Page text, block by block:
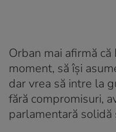
Orban mai afirmă
moment, să îşi
dar vrea să intre la
fără compromisuri,
parlamentară solidă